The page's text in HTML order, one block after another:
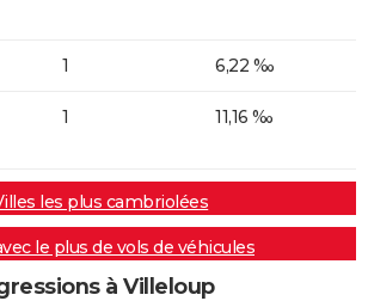
1 6,22 ‰
1 11,16 ‰
les plus cambriolées
le plus de vols de véhicules
à Villeloup